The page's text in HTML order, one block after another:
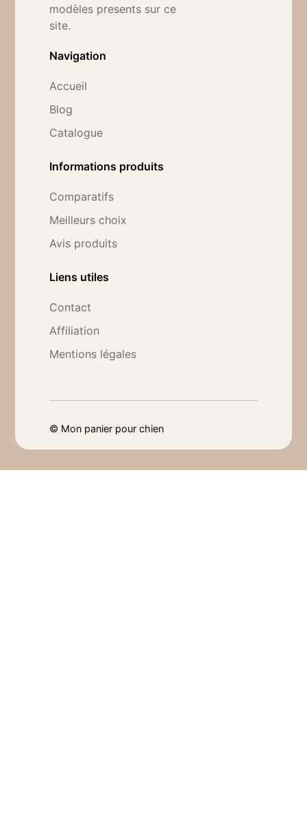
modèles presents sur ce
site.
Navigation
Accueil
Blog
Catalogue
Informations produits
Comparatifs
Meilleurs choix
Avis produits
Liens utiles
Contact
Affiliation
Mentions légales
© Mon panier pour chien